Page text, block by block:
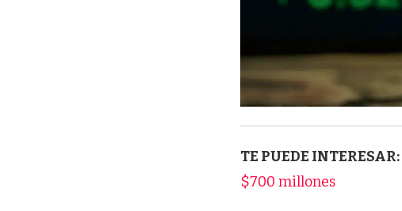
TE PUEDE INTERESAR:
$700 millones